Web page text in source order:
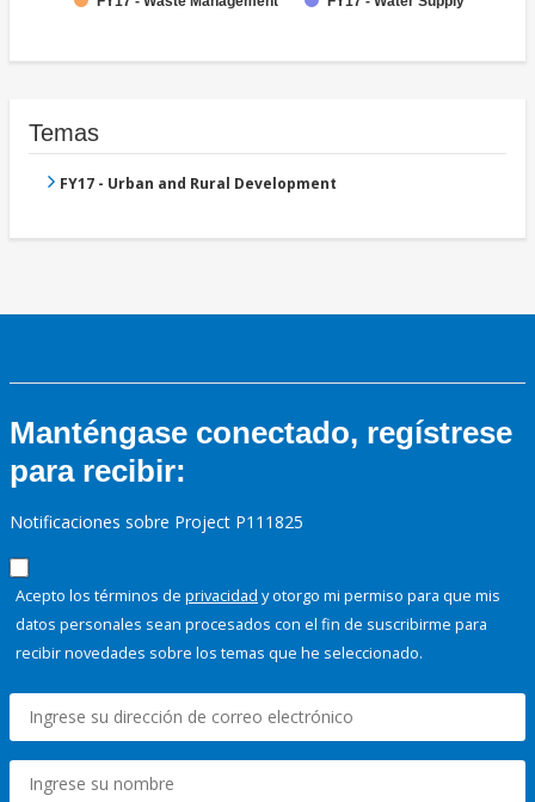
Temas
FY17 - Urban and Rural Development
Manténgase conectado, regístrese
para recibir:
Notificaciones sobre Project P111825
Acepto los términos de privacidad y otorgo mi permiso para que mis
datos personales sean procesados con el fin de suscribirme para
recibir novedades sobre los temas que he seleccionado.